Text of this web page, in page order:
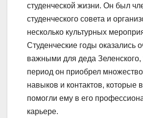
студенческой жизни. Он был
студенческого совета и
несколько культурных
Студенческие годы оказались
важными для деда Зеленского,
период он приобрел
навыков и контактов, которые
помогли ему в его
карьере.